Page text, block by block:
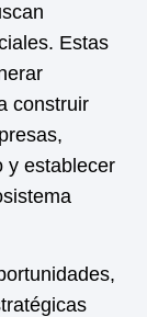
Estas
construir
y establecer